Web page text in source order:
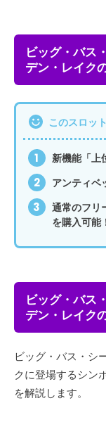
ビッグ・バス
デン・レイク
このスロッ
新機能「上
アンティベ
通常のフリ
を購入可能
ビッグ・バス
デン・レイク
ビッグ・バス・シ
クに登場するシン
を解説します。